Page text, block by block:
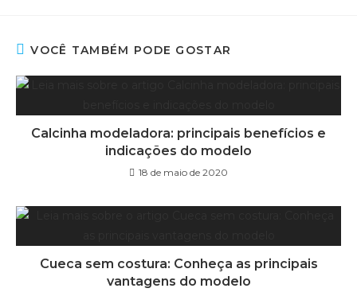
VOCÊ TAMBÉM PODE GOSTAR
Calcinha modeladora: principais benefícios e
indicações do modelo
18 de maio de 2020
Cueca sem costura: Conheça as principais
vantagens do modelo